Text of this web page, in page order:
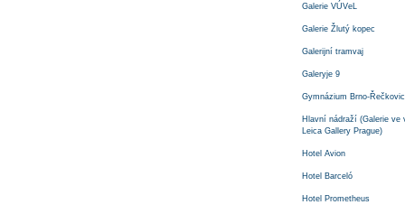
Galerie VÚVeL
Galerie Žlutý kopec
Galerijní tramvaj
Galeryje 9
Gymnázium Brno-
Hlavní nádraží (Galerie ve
Leica Gallery Prague)
Hotel Avion
Hotel Barceló
Hotel Prometheus